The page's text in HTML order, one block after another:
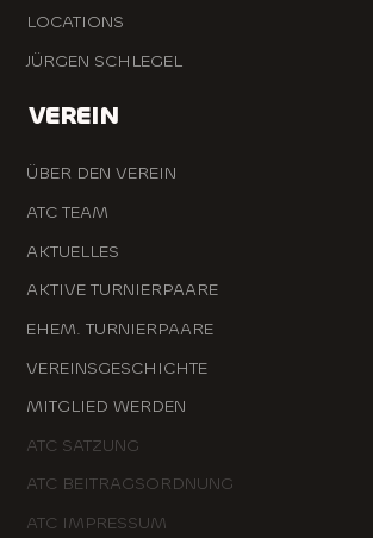
LOCATIONS
JÜRGEN SCHLEGEL
VEREIN
ÜBER DEN VEREIN
ATC TEAM
AKTUELLES
AKTIVE TURNIERPAARE
EHEM. TURNIERPAARE
VEREINSGESCHICHTE
MITGLIED WERDEN
ATC SATZUNG
ATC BEITRAGSORDNUNG
ATC IMPRESSUM